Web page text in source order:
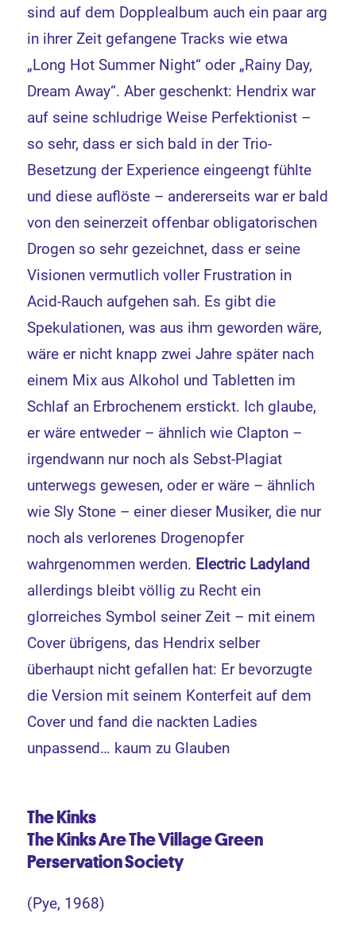
sind auf dem Dopplealbum auch ein paar arg
in ihrer Zeit gefangene Tracks wie etwa
„Long Hot Summer Night“ oder „Rainy Day,
Dream Away“. Aber geschenkt: Hendrix war
auf seine schludrige Weise Perfektionist –
so sehr, dass er sich bald in der Trio-
Besetzung der Experience eingeengt fühlte
und diese auflöste – andererseits war er bald
von den seinerzeit offenbar obligatorischen
Drogen so sehr gezeichnet, dass er seine
Visionen vermutlich voller Frustration in
Acid-Rauch aufgehen sah. Es gibt die
Spekulationen, was aus ihm geworden wäre,
wäre er nicht knapp zwei Jahre später nach
einem Mix aus Alkohol und Tabletten im
Schlaf an Erbrochenem erstickt. Ich glaube,
er wäre entweder – ähnlich wie Clapton –
irgendwann nur noch als Sebst-Plagiat
unterwegs gewesen, oder er wäre – ähnlich
wie Sly Stone – einer dieser Musiker, die nur
noch als verlorenes Drogenopfer
wahrgenommen werden. Electric Ladyland
allerdings bleibt völlig zu Recht ein
glorreiches Symbol seiner Zeit – mit einem
Cover übrigens, das Hendrix selber
überhaupt nicht gefallen hat: Er bevorzugte
die Version mit seinem Konterfeit auf dem
Cover und fand die nackten Ladies
unpassend… kaum zu Glauben
The Kinks
The KinksAre The Village Green
Perservation Society
(Pye, 1968)